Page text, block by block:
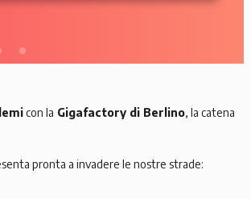
con la Gigafactory di Berlino, la catena
pronta a invadere le nostre strade: